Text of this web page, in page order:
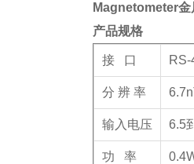
Magnetometer金
产品规格
接 口
分 辨 率
输入电压 6.5
功 率